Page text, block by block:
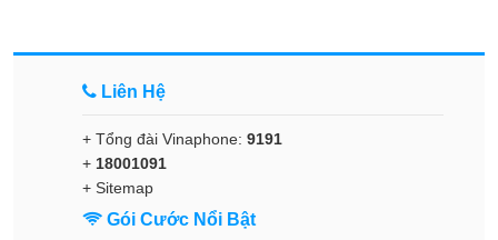
Liên Hệ
+ Tổng đài Vinaphone: 9191
+ 18001091
+ Sitemap
Gói Cước Nổi Bật